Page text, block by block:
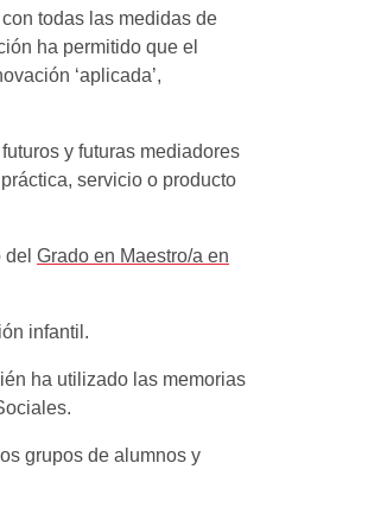
todas las medidas de
ha permitido que el
‘aplicada’,
y futuras mediadores
servicio o producto
Grado en Maestro/a en
infantil.
ha utilizado las memorias
grupos de alumnos y